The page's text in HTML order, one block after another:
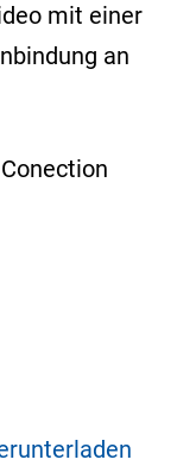
mit einer
an